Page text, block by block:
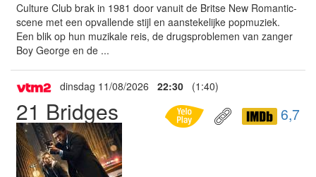
Culture Club brak in 1981 door vanuit de Britse New Romantic-
scene met een opvallende stijl en aanstekelijke popmuziek.
Een blik op hun muzikale reis, de drugsproblemen van zanger
Boy George en de ...
dinsdag 11/08/2026 22:30 (1:40)
21 Bridges 6,7